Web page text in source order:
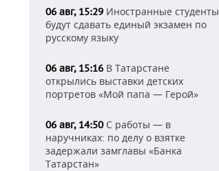
06 авг, 15:29 Иностранные студенты
будут сдавать единый экзамен по
русскому языку
06 авг, 15:16 В Татарстане
открылись выставки детских
портретов «Мой папа — Герой»
06 авг, 14:50С работы — в
наручниках: по делу о взятке
задержали замглавы «Банка
Татарстан»